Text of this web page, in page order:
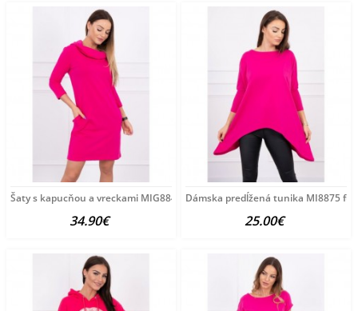
Šaty s kapucňou a vreckami MIG8847 fuchsia Univerzálna
34.90€
Dámska predĺžená tunika MI8875
25.00€